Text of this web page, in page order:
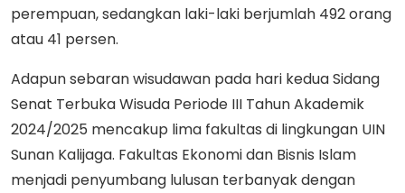
perempuan, sedangkan laki-laki berjumlah 492 orang
atau 41 persen.
Adapun sebaran wisudawan pada hari kedua Sidang
Senat Terbuka Wisuda Periode III Tahun Akademik
2024/2025 mencakup lima fakultas di lingkungan UIN
Sunan Kalijaga. Fakultas Ekonomi dan Bisnis Islam
menjadi penyumbang lulusan terbanyak dengan